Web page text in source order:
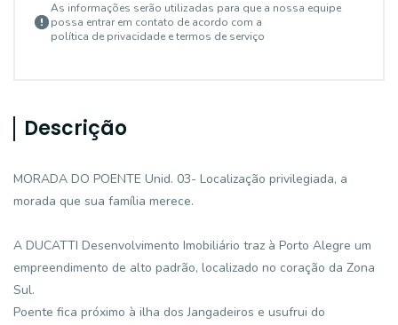
As informações serão utilizadas para que a nossa equipe
possa entrar em contato de acordo com a
política de privacidade e termos de serviço
Descrição
MORADA DO POENTE Unid. 03- Localização privilegiada, a
morada que sua família merece.
A DUCATTI Desenvolvimento Imobiliário traz à Porto Alegre um
empreendimento de alto padrão, localizado no coração da Zona
Sul.
Poente fica próximo à ilha dos Jangadeiros e usufrui do